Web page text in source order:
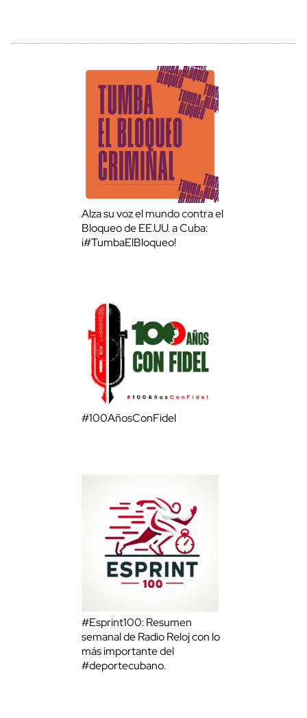
Alza su voz el mundo contra el
Bloqueo de EE.UU. a Cuba:
¡#TumbaElBloqueo!
#100AñosConFidel
#Esprint100: Resumen
semanal de Radio Reloj con lo
más importante del
#deportecubano.